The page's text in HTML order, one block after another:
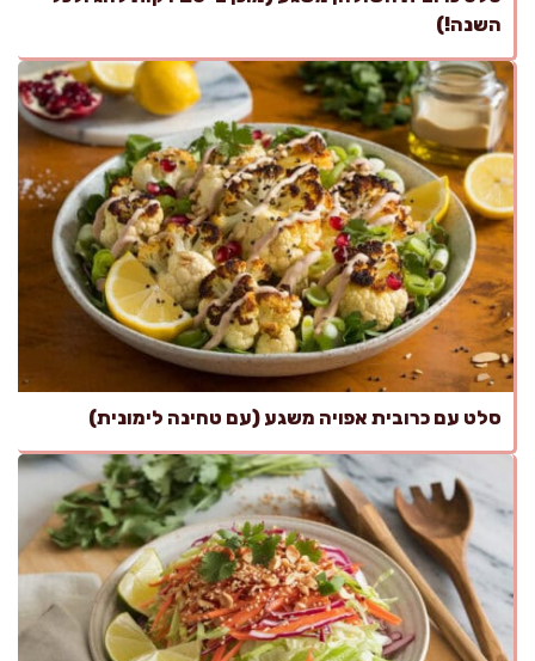
השנה!)
סלט עם כרובית אפויה משגע (עם טחינה לימונית)